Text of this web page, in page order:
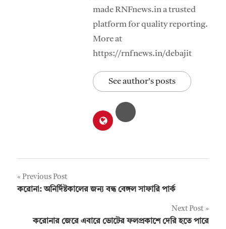
made RNFnews.in a trusted
platform for quality reporting.
More at
https://rnfnews.in/debajit
See author's posts
Post
Previous Post
করোনা: অনির্দিষ্টকালের জন্য বন্ধ বেঙ্গল সাফারি পার্ক
Next Post
করোনার জেরে এবারে ভোটের ফলপ্রকাশে দেরি হতে পারে